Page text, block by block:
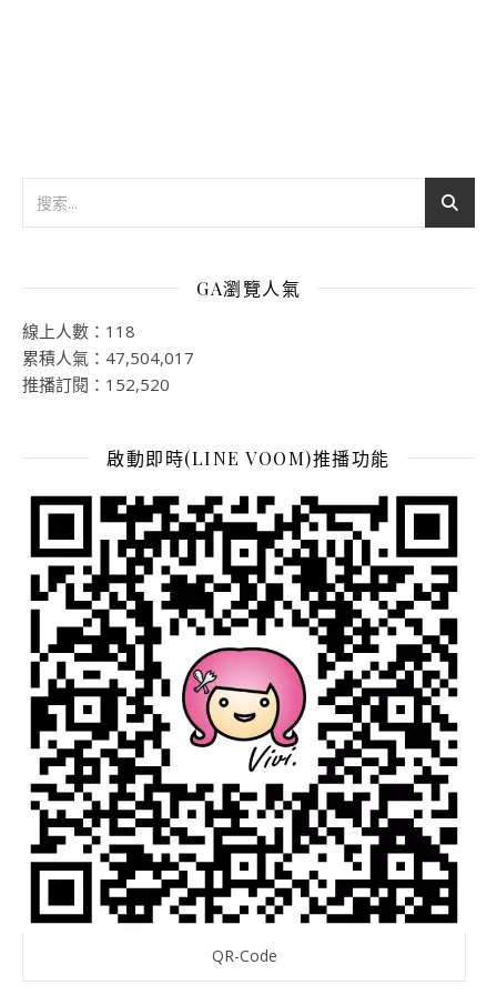
GA瀏覽人氣
線上人數：118
累積人氣：47,504,017
推播訂閱：152,520
啟動即時(LINE VOOM)推播功能
QR-Code